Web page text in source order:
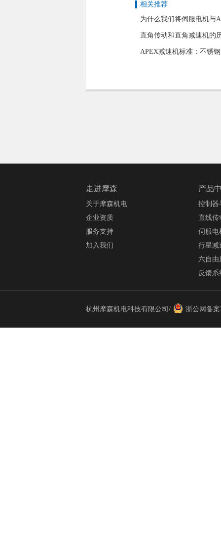
相关推荐
为什么我们将伺服电机与
直角传动和直角减速机的
APEX减速机标准：不锈钢
走进摩森
关于摩森机电
企业资质
服务支持
加入我们
产品
控制器
直线传
伺服电
行星减
六自由
反馈系
杭州摩森机电科技有限公司/ 浙公网备案